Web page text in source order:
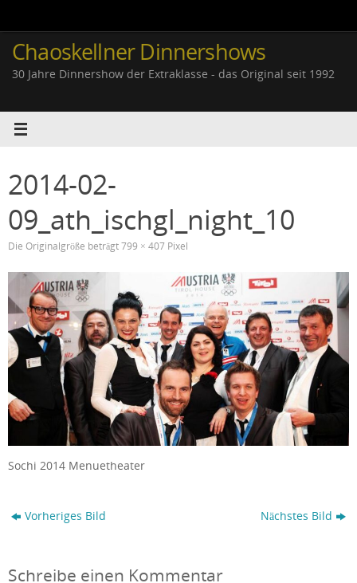
springen
Chaoskellner Dinnershows
30 Jahre Dinnershow der Extraklasse - das Original seit 1992
2014-02-
09_ath_ischgl_night_10
Die Originalgröße beträgt799 × 407 Pixel
Sochi 2014 Menuetheater
Vorheriges Bild Nächstes Bild
Schreibe einen Kommentar